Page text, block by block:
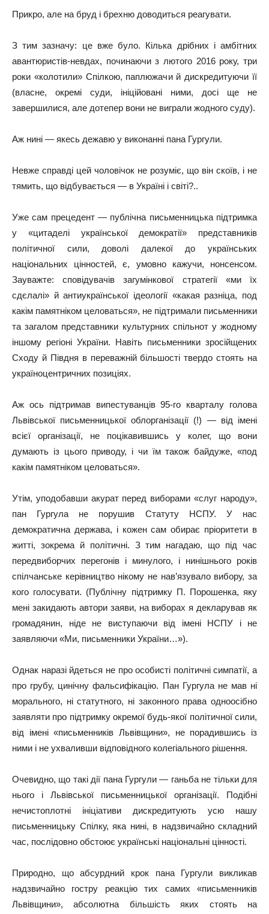
Прикро, але на бруд і брехню доводиться реагувати.
З тим зазначу: це вже було. Кілька дрібних і амбітних
авантюристів-невдах, починаючи з лютого 2016 року, три
роки «колотили» Спілкою, паплюжачи й дискредитуючи її
(власне, окремі суди, ініційовані ними, досі ще не
завершилися, але дотепер вони не виграли жодного суду).
Аж нині — якесь дежавю у виконанні пана Гургули.
Невже справді цей чоловічок не розуміє, що він скоїв, і не
тямить, що відбувається — в Україні і світі?..
Уже сам прецедент — публічна письменницька підтримка
у «цитаделі української демократії» представників
політичної сили, доволі далекої до українських
національних цінностей, є, умовно кажучи, нонсенсом.
Зауважте: сповідувачів загумінкової стратегії «ми їх
сдєлалі» й антиукраїнської ідеології «какая разніца, под
какім памятніком целоваться», не підтримали письменники
та загалом представники культурних спільнот у жодному
іншому регіоні України. Навіть письменники зросійщених
Сходу й Півдня в переважній більшості твердо стоять на
україноцентричних позиціях.
Аж ось підтримав випестуванців 95-го кварталу голова
Львівської письменницької облорганізації (!) — від імені
всієї організації, не поцікавившись у колег, що вони
думають із цього приводу, і чи їм також байдуже, «под
какім памятніком целоваться».
Утім, уподобавши акурат перед виборами «слуг народу»,
пан Гургула не порушив Статуту НСПУ. У нас
демократична держава, і кожен сам обирає пріоритети в
житті, зокрема й політичні. З тим нагадаю, що під час
передвиборчих перегонів і минулого, і нинішнього років
спілчанське керівництво нікому не нав’язувало вибору, за
кого голосувати. (Публічну підтримку П. Порошенка, яку
мені закидають автори заяви, на виборах я декларував як
громадянин, ніде не виступаючи від імені НСПУ і не
заявляючи «Ми, письменники України…»).
Однак наразі йдеться не про особисті політичні симпатії, а
про грубу, цинічну фальсифікацію. Пан Гургула не мав ні
морального, ні статутного, ні законного права одноосібно
заявляти про підтримку окремої будь-якої політичної сили,
від імені «письменників Львівщини», не порадившись із
ними і не ухваливши відповідного колегіального рішення.
Очевидно, що такі дії пана Гургули — ганьба не тільки для
нього і Львівської письменницької організації. Подібні
нечистоплотні ініціативи дискредитують усю нашу
письменницьку Спілку, яка нині, в надзвичайно складний
час, послідовно обстоює українські національні цінності.
Природно, що абсурдний крок пана Гургули викликав
надзвичайно гостру реакцію тих самих «письменників
Львівщини», абсолютна більшість яких стоять на